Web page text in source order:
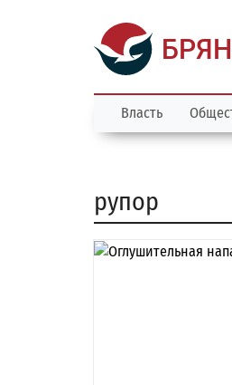
Власть
рупор